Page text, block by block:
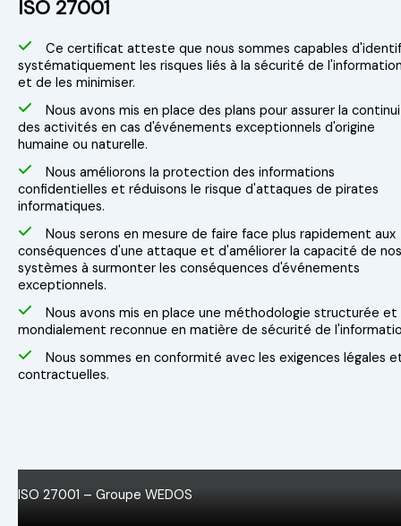
ISO 27001
Ce certificat atteste que nous sommes capables
systématiquement les risques liés à la sécurité de
et de les minimiser.
Nous avons mis en place des plans pour assurer la
des activités en cas d'événements exceptionnels d'origine
humaine ou naturelle.
Nous améliorons la protection des informations
confidentielles et réduisons le risque d'attaques de pirates
informatiques.
Nous serons en mesure de faire face plus rapidement aux
conséquences d'une attaque et d'améliorer la capacité de nos
systèmes à surmonter les conséquences d'événements
exceptionnels.
Nous avons mis en place une méthodologie structurée et
mondialement reconnue en matière de sécurité de
Nous sommes en conformité avec les exigences légales
contractuelles.
ISO 27001 – Groupe WEDOS